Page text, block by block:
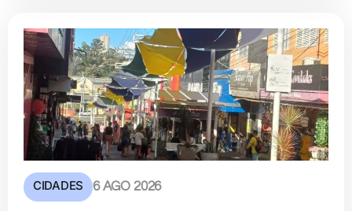
CIDADES 6 AGO 2026